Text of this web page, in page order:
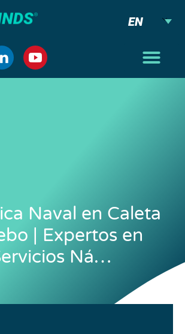
EN
Naval en Caleta
| Expertos en
Ná…